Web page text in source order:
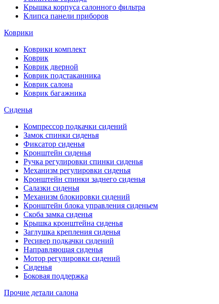
Крышка корпуса салонного фильтра
Клипса панели приборов
Коврики
Коврики комплект
Коврик
Коврик дверной
Коврик подстаканника
Коврик салона
Коврик багажника
Сиденья
Компрессор подкачки сидений
Замок спинки сиденья
Фиксатор сиденья
Кронштейн сиденья
Ручка регулировки спинки сиденья
Механизм регулировки сиденья
Кронштейн спинки заднего сиденья
Салазки сиденья
Механизм блокировки сидений
Кронштейн блока управления сиденьем
Скоба замка сиденья
Крышка кронштейна сиденья
Заглушка крепления сиденья
Ресивер подкачки сидений
Направляющая сиденья
Мотор регулировки сидений
Сиденья
Боковая поддержка
Прочие детали салона